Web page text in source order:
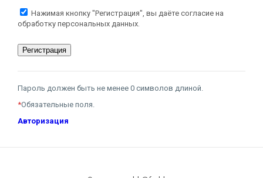
Нажимая кнопку "Регистрация", вы даёте согласие на
обработку персональных данных.
Пароль должен быть не менее 0 символов длиной.
*Обязательные поля.
Авторизация